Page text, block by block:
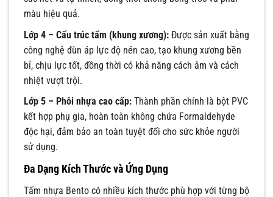
màu hiệu quả.
Lớp 4 – Cấu trúc tấm (khung xương): Được sản xuất bằng
công nghệ đùn áp lực độ nén cao, tạo khung xương bền
bỉ, chịu lực tốt, đồng thời có khả năng cách âm và cách
nhiệt vượt trội.
Lớp 5 – Phôi nhựa cao cấp: Thành phần chính là bột PVC
kết hợp phụ gia, hoàn toàn không chứa Formaldehyde
độc hại, đảm bảo an toàn tuyệt đối cho sức khỏe người
sử dụng.
Đa Dạng Kích Thước và Ứng Dụng
Tấm nhựa Bento có nhiều kích thước phù hợp với từng bộ